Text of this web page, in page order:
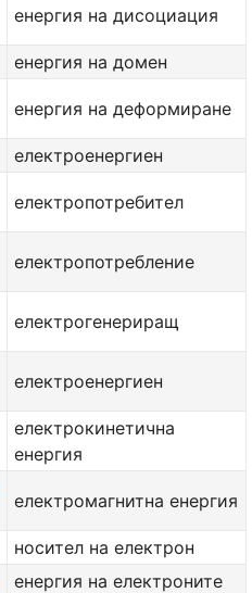
енергия на дисоциация
енергия на домен
енергия на деформиране
електроенергиен
електропотребител
електропотребление
електрогенериращ
електроенергиен
електрокинетична
енергия
електромагнитна енергия
носител на електрон
енергия на електроните